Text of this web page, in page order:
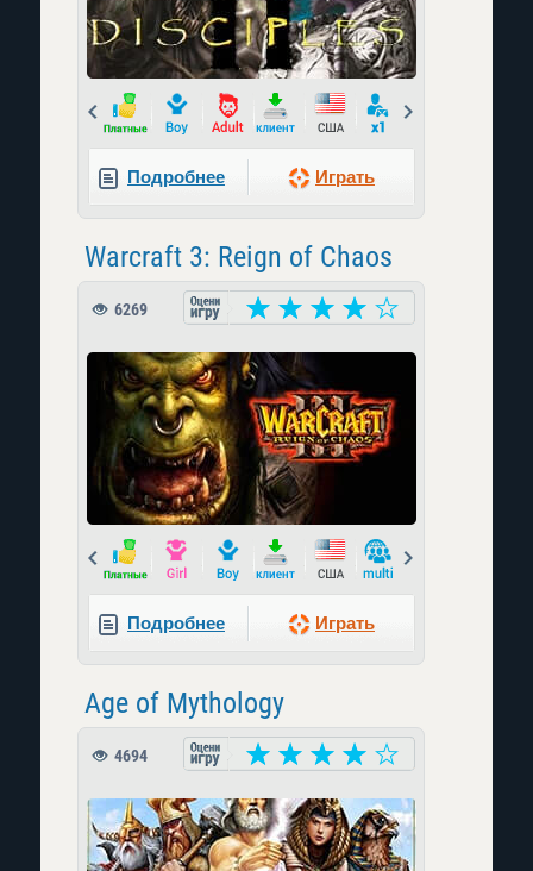
Prev
Подробнее Играть
Warcraft 3: Reign of Chaos
6269
Prev
Подробнее Играть
Age of Mythology
4694